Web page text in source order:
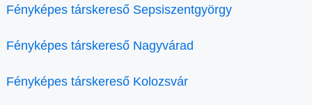
Fényképes társkereső Sepsiszentgyörgy
Fényképes társkereső Nagyvárad
Fényképes társkereső Kolozsvár